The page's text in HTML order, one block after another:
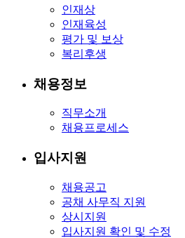
인재상
인재육성
평가 및 보상
복리후생
채용정보
직무소개
채용프로세스
입사지원
채용공고
공채 사무직 지원
상시지원
입사지원 확인 및 수정